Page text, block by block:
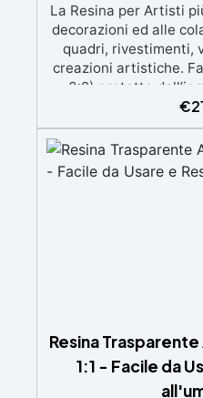
La Resina per Artisti
decorazioni ed alle
quadri, rivestimenti,
creazioni artistiche.
3:2) protetta
speciali filtri UV
mantenendo i design
in 12-24h
€
Resina Trasparente
1:1 - Facile da